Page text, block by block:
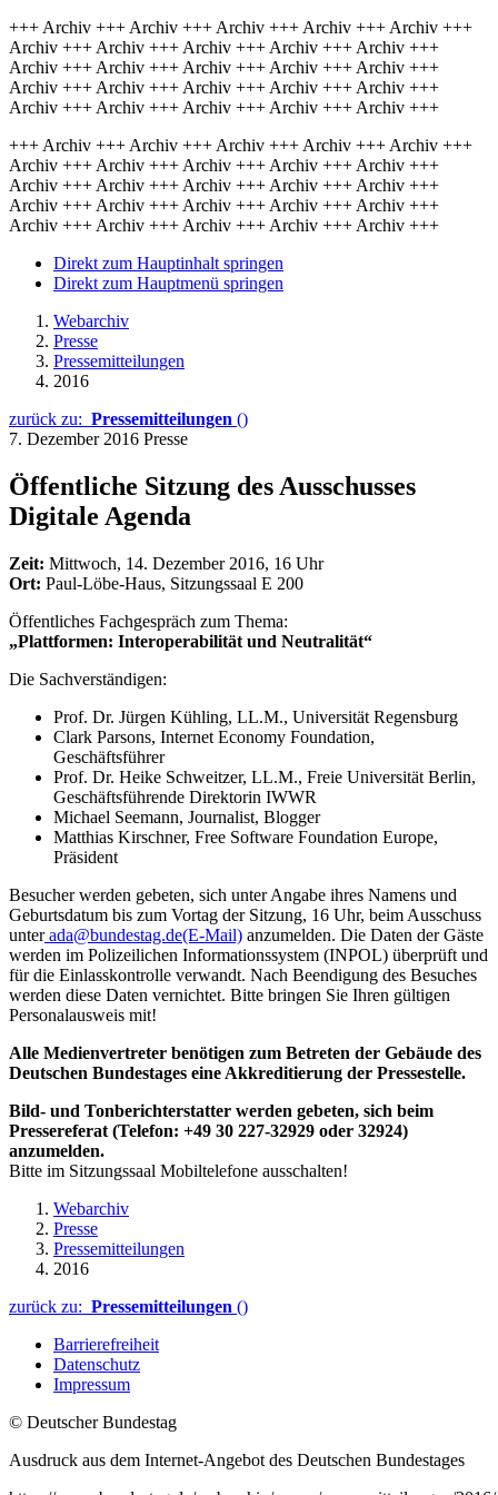
+++ Archiv +++ Archiv +++ Archiv +++ Archiv +++ Archiv +++
Archiv +++ Archiv +++ Archiv +++ Archiv +++ Archiv +++
Archiv +++ Archiv +++ Archiv +++ Archiv +++ Archiv +++
Archiv +++ Archiv +++ Archiv +++ Archiv +++ Archiv +++
Archiv +++ Archiv +++ Archiv +++ Archiv +++ Archiv +++
+++ Archiv +++ Archiv +++ Archiv +++ Archiv +++ Archiv +++
Archiv +++ Archiv +++ Archiv +++ Archiv +++ Archiv +++
Archiv +++ Archiv +++ Archiv +++ Archiv +++ Archiv +++
Archiv +++ Archiv +++ Archiv +++ Archiv +++ Archiv +++
Archiv +++ Archiv +++ Archiv +++ Archiv +++ Archiv +++
Direkt zum Hauptinhalt springen
Direkt zum Hauptmenü springen
Webarchiv
Presse
Pressemitteilungen
2016
zurück zu: Pressemitteilungen ()
7. Dezember 2016 Presse
Öffentliche Sitzung des Ausschusses
Digitale Agenda
Zeit: Mittwoch, 14. Dezember 2016, 16 Uhr
Ort: Paul-Löbe-Haus, Sitzungssaal E 200
Öffentliches Fachgespräch zum Thema:
„Plattformen: Interoperabilität und Neutralität“
Die Sachverständigen:
Prof. Dr. Jürgen Kühling, LL.M., Universität Regensburg
Clark Parsons, Internet Economy Foundation,
Geschäftsführer
Prof. Dr. Heike Schweitzer, LL.M., Freie Universität Berlin,
Geschäftsführende Direktorin IWWR
Michael Seemann, Journalist, Blogger
Matthias Kirschner, Free Software Foundation Europe,
Präsident
Besucher werden gebeten, sich unter Angabe ihres Namens und
Geburtsdatum bis zum Vortag der Sitzung, 16 Uhr, beim Ausschuss
unterada@bundestag.de(E-Mail) anzumelden. Die Daten der Gäste
werden im Polizeilichen Informationssystem (INPOL) überprüft und
für die Einlasskontrolle verwandt. Nach Beendigung des Besuches
werden diese Daten vernichtet. Bitte bringen Sie Ihren gültigen
Personalausweis mit!
Alle Medienvertreter benötigen zum Betreten der Gebäude des
Deutschen Bundestages eine Akkreditierung der Pressestelle.
Bild- und Tonberichterstatter werden gebeten, sich beim
Pressereferat (Telefon: +49 30 227-32929 oder 32924)
anzumelden.
Bitte im Sitzungssaal Mobiltelefone ausschalten!
Webarchiv
Presse
Pressemitteilungen
2016
zurück zu: Pressemitteilungen ()
Barrierefreiheit
Datenschutz
Impressum
© Deutscher Bundestag
Ausdruck aus dem Internet-Angebot des Deutschen Bundestages